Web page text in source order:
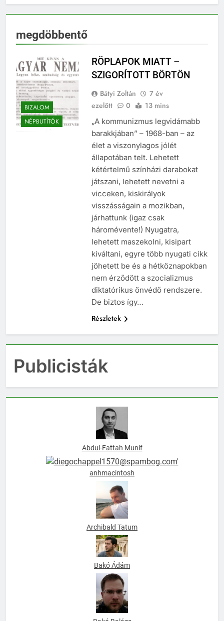
megdöbbentő
BIZALOM
NÉPBUTÍTÓK
RÖPLAPOK MIATT –
SZIGORÍTOTT BÖRTÖN
Bátyi Zoltán
7 év
ezelőtt
0 13 mins
„A kommunizmus legvidámabb
barakkjában” – 1968-ban – az
élet a viszonylagos jólét
állapotában telt. Lehetett
kétértelmű színházi darabokat
játszani, lehetett nevetni a
vicceken, kiskirályok
visszásságain a mozikban,
járhattunk (igaz csak
háromévente!) Nyugatra,
lehetett maszekolni, kisipart
kiváltani, egyre több nyugati cikk
jöhetett be és a hétköznapokban
nem érződött a szocializmus
diktatórikus önvédő rendszere.
De biztos így…
Részletek
Publicisták
Abdul-Fattah Munif
anhmacintosh
Archibald Tatum
Bakó Ádám